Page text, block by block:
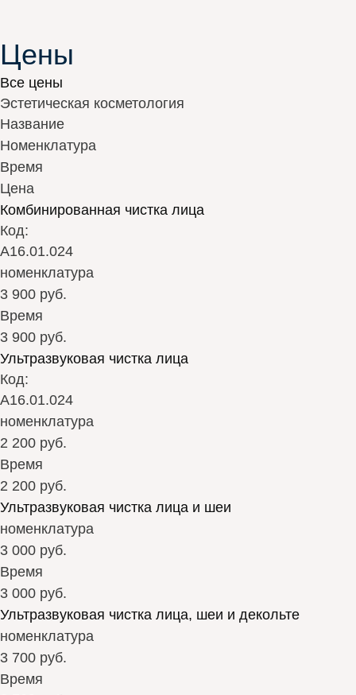
Цены
Все цены
Эстетическая косметология
Название
Номенклатура
Время
Цена
Комбинированная чистка лица
Код:
А16.01.024
номенклатура
3 900 руб.
Время
3 900 руб.
Ультразвуковая чистка лица
Код:
А16.01.024
номенклатура
2 200 руб.
Время
2 200 руб.
Ультразвуковая чистка лица и шеи
номенклатура
3 000 руб.
Время
3 000 руб.
Ультразвуковая чистка лица, шеи и декольте
номенклатура
3 700 руб.
Время